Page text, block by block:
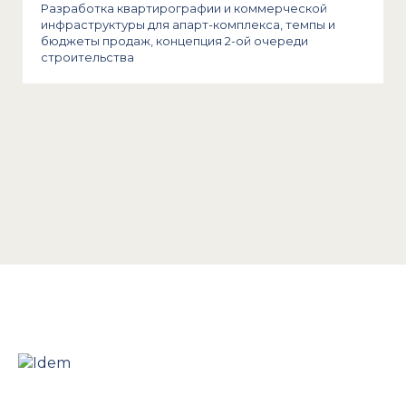
Разработка квартирографии и коммерческой
инфраструктуры для апарт-комплекса, темпы и
бюджеты продаж, концепция 2-ой очереди
строительства